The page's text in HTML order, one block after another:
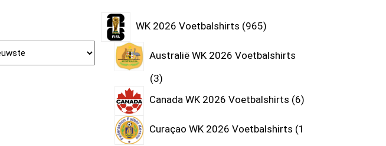
WK 2026 Voetbalshirts 965
Australië WK 2026 Voetbalshirts
3
Canada WK 2026 Voetbalshirts 6
Curaçao WK 2026 Voetbalshirts 1